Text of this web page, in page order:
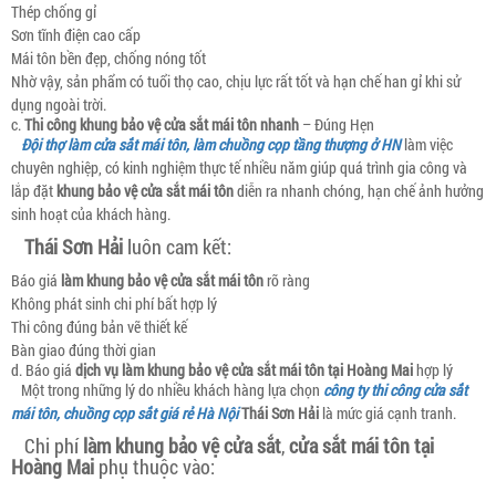
Thép chống gỉ
Sơn tĩnh điện cao cấp
Mái tôn bền đẹp, chống nóng tốt
Nhờ vậy, sản phẩm có tuổi thọ cao, chịu lực rất tốt và hạn chế han gỉ khi sử
dụng ngoài trời.
c.Thi công khung bảo vệ cửa sắt mái tôn nhanh – Đúng Hẹn
Đội thợ làm cửa sắt mái tôn, làm chuồng cọp tầng thượng ở HNlàm việc
chuyên nghiệp, có kinh nghiệm thực tế nhiều năm giúp quá trình gia công và
lắp đặtkhung bảo vệ cửa sắt mái tôndiễn ra nhanh chóng, hạn chế ảnh hưởng
sinh hoạt của khách hàng.
Thái Sơn Hải luôn cam kết:
Báo giá làm khung bảo vệ cửa sắt mái tônrõ ràng
Không phát sinh chi phí bất hợp lý
Thi công đúng bản vẽ thiết kế
Bàn giao đúng thời gian
d. Báo giá dịch vụ làm khung bảo vệ cửa sắtmái tôn tại Hoàng Maihợp lý
Một trong những lý do nhiều khách hàng lựa chọn công ty thi công cửa sắt
mái tôn, chuồng cọp sắt giá rẻ Hà NộiThái Sơn Hải là mức giá cạnh tranh.
Chi phílàm khung bảo vệ cửa sắt,cửa sắt mái tôn tại
Hoàng Mai phụ thuộc vào: